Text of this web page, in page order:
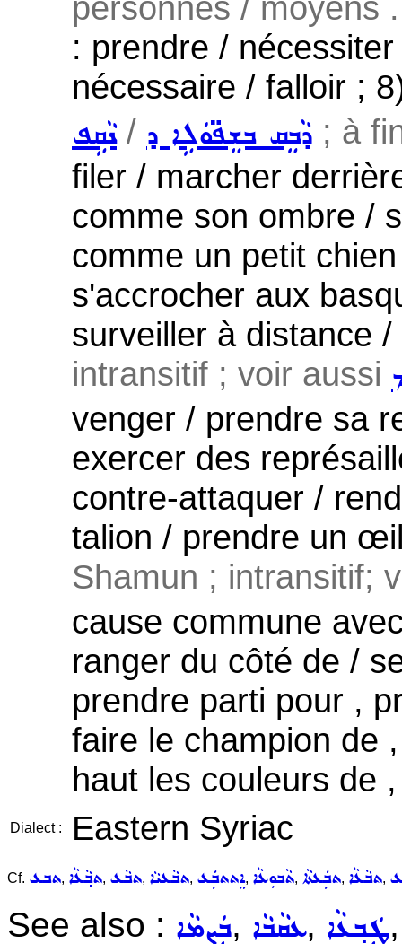
: prendre /
nécessaire / falloir ;
ܢܵܩܹܦ/ ܕܵܒܸܩ ܒܫܸܦ̈ܘܿܠܹܐ ܕ ; à
filer / marcher
comme son ombre /
comme un petit
s'accrocher aux
surveiller à distance
intransitif ; voir aussi
venger / prendre sa
exercer des
contre-attaquer /
talion / prendre un
Shamun ; intransitif;
cause commune
ranger du côté de /
prendre parti pour ,
faire le champion de
haut les couleurs de
Dialect : Eastern Syriac
Cf. ܬܒܥ, ܬܒ݂ܵܥܵܐ, ܬܒܵܥ, ܬܒܵܥܝܵܐ, ܐܸܬܬܒܲܥ, ܬܵܒܘܼܥܵܐ, ܬܒܲܥܬܵܐ, ܬܒܵܥܵܐ,
See also : ܒܲܨܡܵܐ, ܥܩܵܒܵܐ, ܛܲܒ݂ܥܵܐ